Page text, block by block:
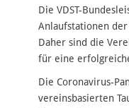
Die VDST-
Anlaufstationen
Daher sind die
für eine
Die Coronavirus-
vereinsbasierten